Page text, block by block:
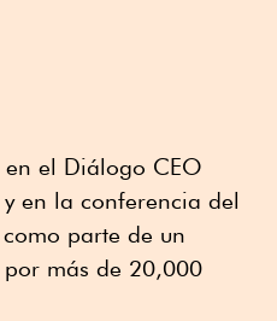
en el Diálogo CEO
en la conferencia del
parte de un
por más de 20,000